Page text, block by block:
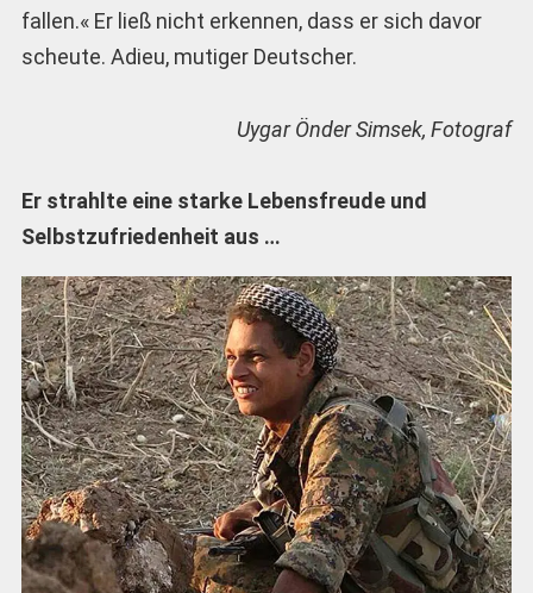
fallen.« Er ließ nicht erkennen, dass er sich davor
scheute. Adieu, mutiger Deutscher.
Uygar Önder Simsek, Fotograf
Er strahlte eine starke Lebensfreude und
Selbstzufriedenheit aus …